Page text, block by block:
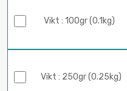
Vikt : 100gr (0.1kg)
Vikt : 250gr (0.25kg)